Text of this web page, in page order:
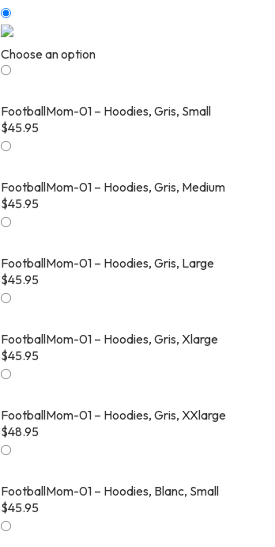
Choose an option
FootballMom-01 – Hoodies, Gris, Small
$45.95
FootballMom-01 – Hoodies, Gris, Medium
$45.95
FootballMom-01 – Hoodies, Gris, Large
$45.95
FootballMom-01 – Hoodies, Gris, Xlarge
$45.95
FootballMom-01 – Hoodies, Gris, XXlarge
$48.95
FootballMom-01 – Hoodies, Blanc, Small
$45.95